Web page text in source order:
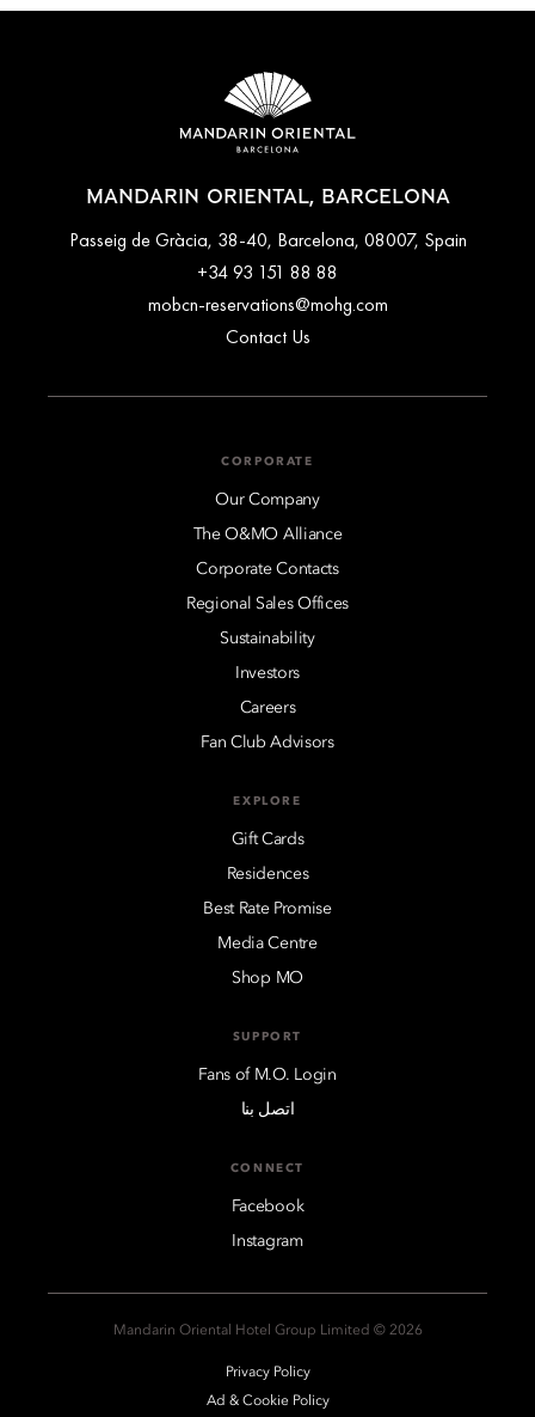
MANDARIN ORIENTAL, BARCELONA
Passeig de Gràcia, 38-40, Barcelona, 08007, Spain
+34 93 151 88 88
mobcn-reservations@mohg.com
Contact Us
CORPORATE
Our Company
The O&MO Alliance
Corporate Contacts
Regional Sales Offices
Sustainability
Investors
Careers
Fan Club Advisors
EXPLORE
Gift Cards
Residences
Best Rate Promise
Media Centre
Shop MO
SUPPORT
Fans of M.O. Login
اتصل بنا
CONNECT
Facebook
Instagram
2026 © Mandarin Oriental Hotel Group Limited
Privacy Policy
Ad & Cookie Policy